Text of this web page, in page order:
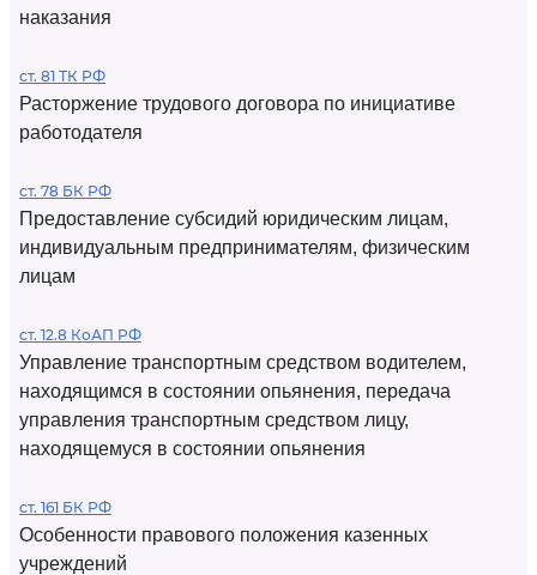
наказания
ст. 81 ТК РФ
Расторжение трудового договора по инициативе
работодателя
ст. 78 БК РФ
Предоставление субсидий юридическим лицам,
индивидуальным предпринимателям, физическим
лицам
ст. 12.8 КоАП РФ
Управление транспортным средством водителем,
находящимся в состоянии опьянения, передача
управления транспортным средством лицу,
находящемуся в состоянии опьянения
ст. 161 БК РФ
Особенности правового положения казенных
учреждений